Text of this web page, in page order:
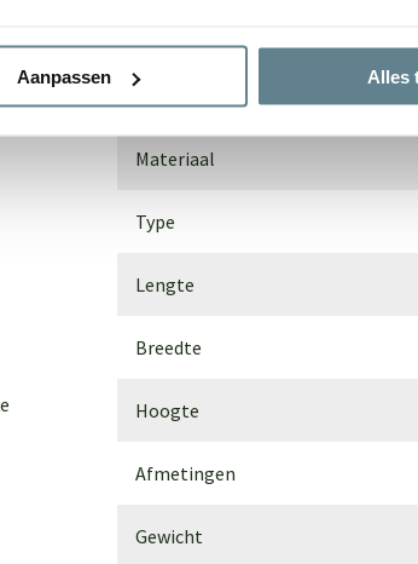
Aanpassen Alles
Materiaal
Type
Lengte
Breedte
Hoogte
Afmetingen
Gewicht